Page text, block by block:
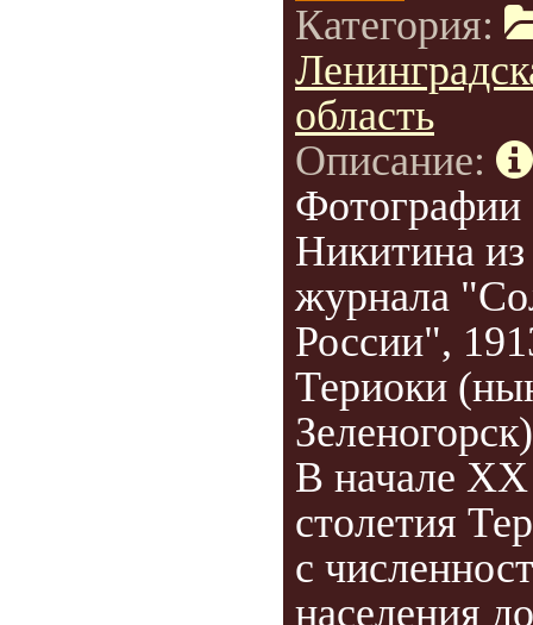
Категория:
область
Описание:
Никитина из
журнала
России",
Териоки
В начале ХХ
столетия
с
населения до